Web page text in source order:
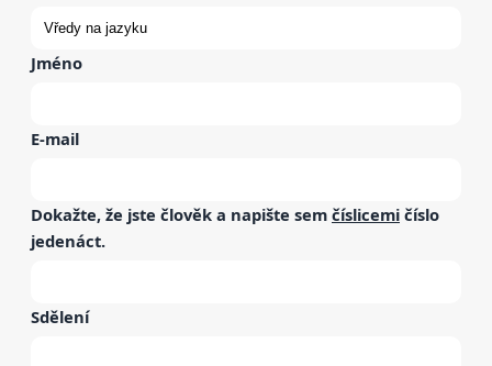
Jméno
E-mail
Dokažte, že jste člověk a napište sem číslicemi číslo
jedenáct.
Sdělení